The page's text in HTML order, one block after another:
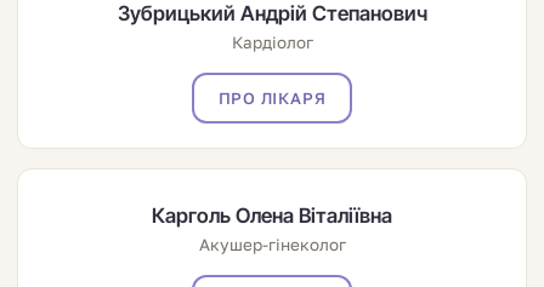
Зубрицький Андрій Степанович
Кардіолог
ПРО ЛІКАРЯ
Карголь Олена Віталіївна
Акушер-гінеколог